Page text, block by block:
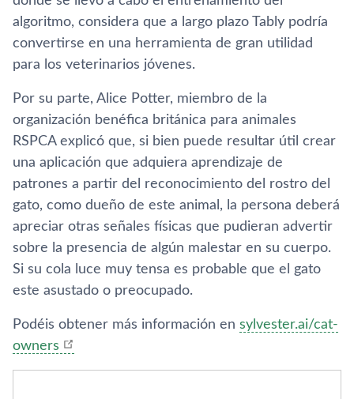
algoritmo, considera que a largo plazo Tably podría
convertirse en una herramienta de gran utilidad
para los veterinarios jóvenes.
Por su parte, Alice Potter, miembro de la
organización benéfica británica para animales
RSPCA explicó que, si bien puede resultar útil crear
una aplicación que adquiera aprendizaje de
patrones a partir del reconocimiento del rostro del
gato, como dueño de este animal, la persona deberá
apreciar otras señales físicas que pudieran advertir
sobre la presencia de algún malestar en su cuerpo.
Si su cola luce muy tensa es probable que el gato
este asustado o preocupado.
Podéis obtener más información en sylvester.ai/cat-
owners